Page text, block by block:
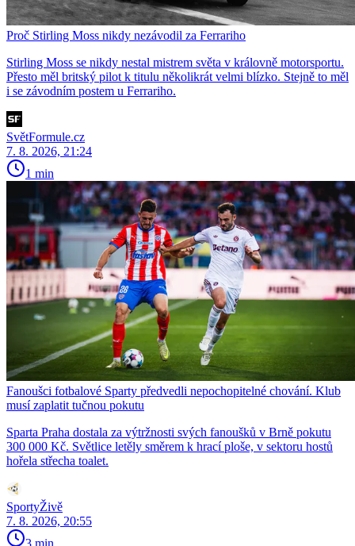
Proč Stirling Moss nikdy nezávodil za Ferrariho
Stirling Moss se nikdy nestal mistrem světa v královně motorsportu.
Přesto měl britský pilot k titulu několikrát velmi blízko. Stejně to měl
i se závodním postem u Ferrariho.
SvětFormule.cz
7. 8. 2026, 21:24
1 min
Fanoušci fotbalové Sparty předvedli nepochopitelné chování. Klub
musí zaplatit tučnou pokutu
Sparta Praha dostala za výtržnosti svých fanoušků v Brně pokutu
300 000 Kč. Světlice letěly směrem k hrací ploše, v sektoru hostů
hořela střecha toalet.
SportyŽivě
7. 8. 2026, 20:55
3 min